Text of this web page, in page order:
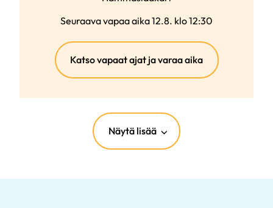
Seuraava vapaa aika 12.8. klo 12:30
Katso vapaat ajat ja varaa aika(ulkoinen
linkki)
Näytä lisää